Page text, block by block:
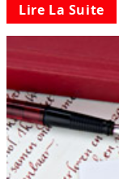
Lire La Suite